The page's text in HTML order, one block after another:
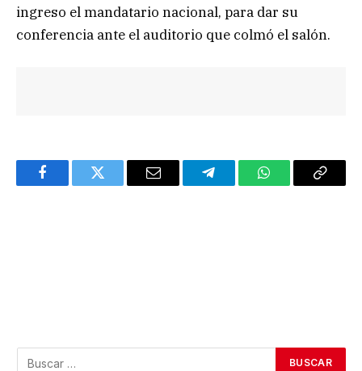
ingreso el mandatario nacional, para dar su
conferencia ante el auditorio que colmó el salón.
FacebookTwitter Email TelegramWhatsAppCopy